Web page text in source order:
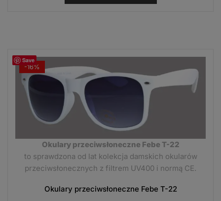
7,00 zł. 2,99 zł.
Save
-16%
Okulary przeciwsłoneczne Febe T-22
to sprawdzona od lat kolekcja damskich okularów
przeciwsłonecznych z filtrem UV400 i normą CE.
Okulary przeciwsłoneczne Febe T-22